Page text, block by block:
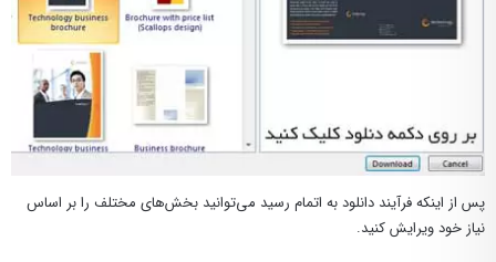
پس از اینکه فرآیند دانلود به اتمام رسید می‌توانید بخش‌های مختلف را بر اساس
نیاز خود ویرایش کنید.